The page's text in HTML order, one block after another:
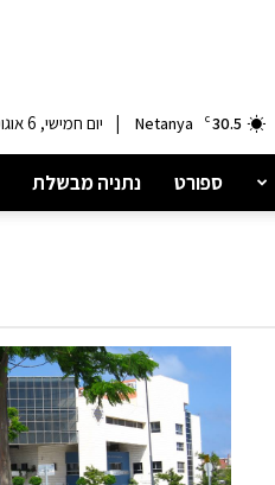
30.5
C
Netanya
| יום חמישי, 6 אוגוסט, 2026
ספורט נתניה מבשלת